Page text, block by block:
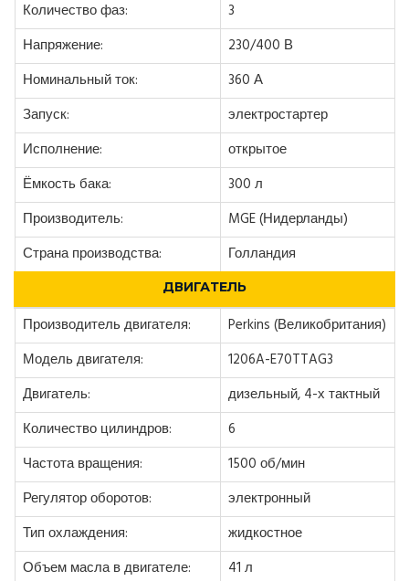
Количество фаз:
3
Напряжение:
230/400 В
Номинальный ток:
360 А
Запуск:
электростартер
Исполнение:
открытое
Ёмкость бака:
300 л
Производитель:
MGE (Нидерланды)
Страна производства:
Голландия
ДВИГАТЕЛЬ
Производитель двигателя:
Perkins (Великобритания)
Модель двигателя:
1206A-E70TTAG3
Двигатель:
дизельный, 4-х тактный
Количество цилиндров:
6
Частота вращения:
1500 об/мин
Регулятор оборотов:
электронный
Тип охлаждения:
жидкостное
Объем масла в двигателе:
41 л